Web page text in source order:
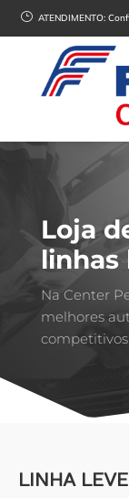
} ATENDIMENTO:
Loja
linhas
Na Center
melhores
LINHA LEVE